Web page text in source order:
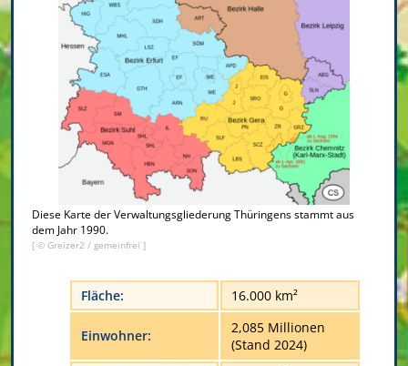
Diese Karte der Verwaltungsgliederung Thüringens stammt aus
dem Jahr 1990.
[ © Greizer2 / gemeinfrei ]
Fläche: 16.000 km²
Einwohner:
2,085 Millionen
(Stand 2024)